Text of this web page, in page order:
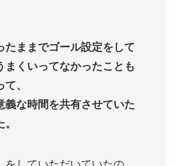
たままでゴール設定をして
まくいってなかったことも
、
義な時間を共有させていた